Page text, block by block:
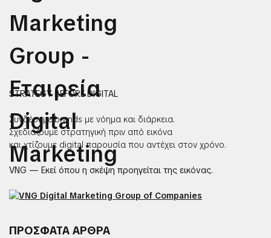
STRATEGY BEFORE DIGITAL
Συνδέουμε brands με νόημα και διάρκεια.
Σχεδιάζουμε στρατηγική πριν από εικόνα
και χτίζουμε digital παρουσία που αντέχει στον χρόνο.
VNG — Εκεί όπου η σκέψη προηγείται της εικόνας.
ΠΡΟΣΦΑΤΑ ΑΡΘΡΑ